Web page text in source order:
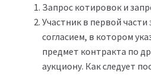
Запрос котировок и
Участник в первой
согласием, в котором
предмет контракта по
аукциону. Как следует